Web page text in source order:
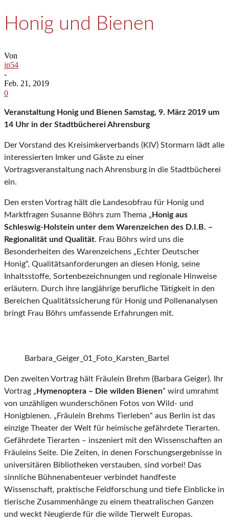
Honig und Bienen
Von
jp54
-
Feb. 21, 2019
0
Veranstaltung Honig und Bienen Samstag, 9. März 2019 um
14 Uhr in der Stadtbücherei Ahrensburg
Der Vorstand des Kreisimkerverbands (KIV) Stormarn lädt alle
interessierten Imker und Gäste zu einer
Vortragsveranstaltung nach Ahrensburg in die Stadtbücherei
ein.
Den ersten Vortrag hält die Landesobfrau für Honig und
Marktfragen Susanne Böhrs zum Thema „ Honig aus
Schleswig-Holstein unter dem Warenzeichen des D.I.B. –
Regionalität und Qualität. Frau Böhrs wird uns die
Besonderheiten des Warenzeichens „Echter Deutscher
Honig“, Qualitätsanforderungen an diesen Honig, seine
Inhaltsstoffe, Sortenbezeichnungen und regionale Hinweise
erläutern. Durch ihre langjährige berufliche Tätigkeit in den
Bereichen Qualitätssicherung für Honig und Pollenanalysen
bringt Frau Böhrs umfassende Erfahrungen mit.
Barbara_Geiger_01_Foto_Karsten_Bartel
Den zweiten Vortrag hält Fräulein Brehm (Barbara Geiger). Ihr
Vortrag „ Hymenoptera – Die wilden Bienen“ wird umrahmt
von unzähligen wunderschönen Fotos von Wild- und
Honigbienen. „Fräulein Brehms Tierleben“ aus Berlin ist das
einzige Theater der Welt für heimische gefährdete Tierarten.
Gefährdete Tierarten – inszeniert mit den Wissenschaften an
Fräuleins Seite. Die Zeiten, in denen Forschungsergebnisse in
universitären Bibliotheken verstauben, sind vorbei! Das
sinnliche Bühnenabenteuer verbindet handfeste
Wissenschaft, praktische Feldforschung und tiefe Einblicke in
tierische Zusammenhänge zu einem theatralischen Ganzen
und weckt Neugierde für die wilde Tierwelt Europas.